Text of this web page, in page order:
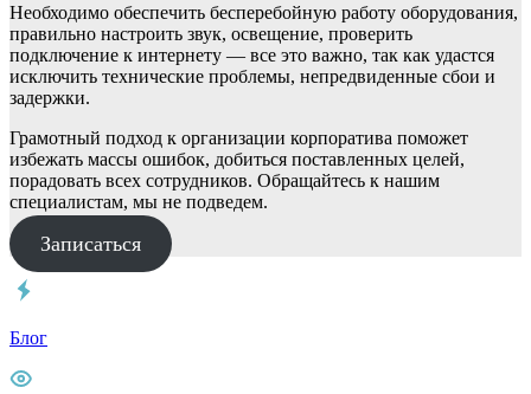
Необходимо обеспечить бесперебойную работу оборудования,
правильно настроить звук, освещение, проверить
подключение к интернету — все это важно, так как удастся
исключить технические проблемы, непредвиденные сбои и
задержки.
Грамотный подход к организации корпоратива поможет
избежать массы ошибок, добиться поставленных целей,
порадовать всех сотрудников. Обращайтесь к нашим
специалистам, мы не подведем.
Записаться
Блог